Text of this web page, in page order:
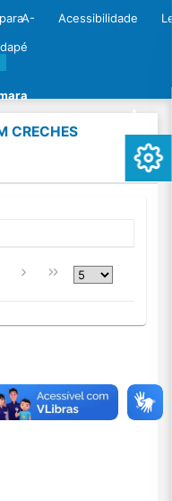
A- Acessibilidade
CRECHES